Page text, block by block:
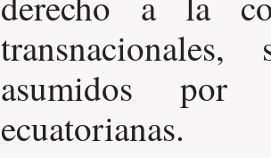
asumidos por
ecuatorianas.